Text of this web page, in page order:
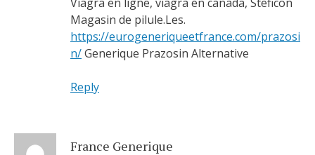
Magasin de pilule.Les.
https://eurogeneriqueetfrance.com/prazosi
n/Generique Prazosin Alternative
Reply
France Generique